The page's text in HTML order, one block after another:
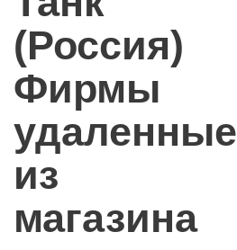
(Россия)
Фирмы
удаленные
из
магазина